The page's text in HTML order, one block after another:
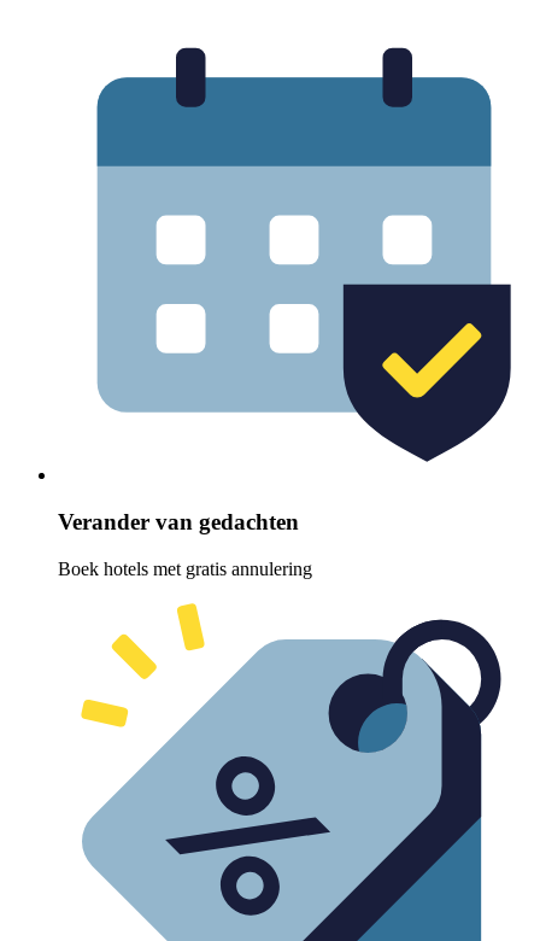
Verander van gedachten
Boek hotels met gratis annulering